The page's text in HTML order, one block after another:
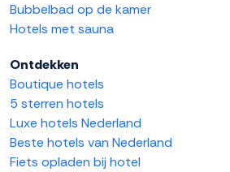
Bubbelbad op de kamer
Hotels met sauna
Ontdekken
Boutique hotels
5 sterren hotels
Luxe hotels Nederland
Beste hotels van Nederland
Fiets opladen bij hotel